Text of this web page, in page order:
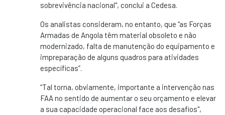
sobrevivência nacional", conclui a Cedesa.
Os analistas consideram, no entanto, que “as Forças
Armadas de Angola têm material obsoleto e não
modernizado, falta de manutenção do equipamento e
impreparação de alguns quadros para atividades
específicas”.
“Tal torna, obviamente, importante a intervenção nas
FAA no sentido de aumentar o seu orçamento e elevar
a sua capacidade operacional face aos desafios",